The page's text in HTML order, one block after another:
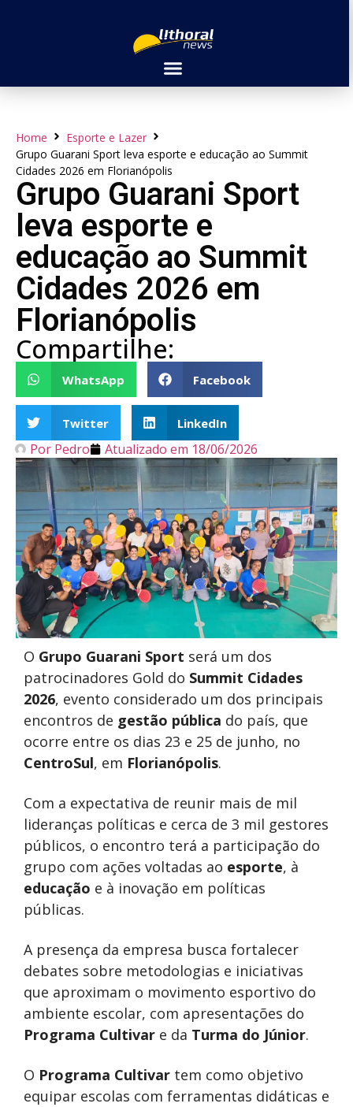
Home
Esporte e Lazer
Grupo Guarani Sport leva esporte e educação ao Summit
Cidades 2026 em Florianópolis
Grupo Guarani Sport
leva esporte e
educação ao Summit
Cidades 2026 em
Florianópolis
Compartilhe:
WhatsApp Facebook
Twitter LinkedIn
Por Pedro Atualizado em 18/06/2026
O Grupo Guarani Sport será um dos
patrocinadores Gold do Summit Cidades
2026, evento considerado um dos principais
encontros de gestão pública do país, que
ocorre entre os dias 23 e 25 de junho, no
CentroSul, em Florianópolis.
Com a expectativa de reunir mais de mil
lideranças políticas e cerca de 3 mil gestores
públicos, o encontro terá a participação do
grupo com ações voltadas ao esporte, à
educação e à inovação em políticas
públicas.
A presença da empresa busca fortalecer
debates sobre metodologias e iniciativas
que aproximam o movimento esportivo do
ambiente escolar, com apresentações do
Programa Cultivar e da Turma do Júnior.
O Programa Cultivar tem como objetivo
equipar escolas com ferramentas didáticas e